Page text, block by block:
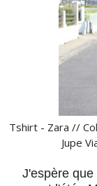
Tshirt - Zara //
Jupe
J'espère